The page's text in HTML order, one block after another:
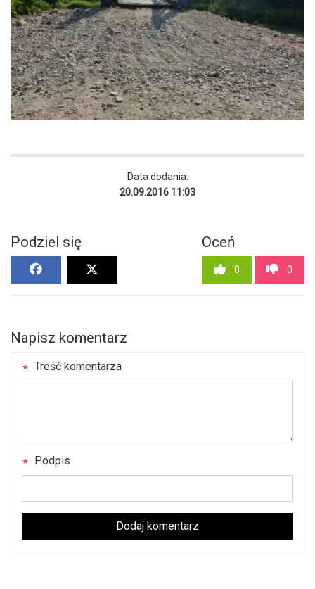
Data dodania:
20.09.2016 11:03
Podziel się Oceń
0 0
Napisz komentarz
Treść komentarza
Podpis
Dodaj komentarz